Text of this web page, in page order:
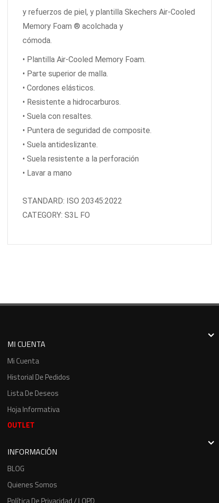
y refuerzos de piel, y plantilla Skechers Air-Cooled
Memory Foam ® acolchada y
cómoda.
• Plantilla Air-Cooled Memory Foam.
• Parte superior de malla.
• Cordones elásticos.
• Resistente a hidrocarburos.
• Suela con resaltes.
• Puntera de seguridad de composite.
• Suela antideslizante.
• Suela resistente a la perforación
• Lavar a mano
STANDARD: ISO 20345:2022
CATEGORY: S3L FO
MI CUENTA
Mi Cuenta
Historial De Pedidos
Lista De Deseos
Hoja Informativa
OUTLET
INFORMACIÓN
BLOG
Quienes Somos
Política De Privacidad / LOPD